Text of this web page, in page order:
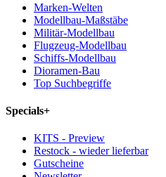
Marken-Welten
Modellbau-Maßstäbe
Militär-Modellbau
Flugzeug-Modellbau
Schiffs-Modellbau
Dioramen-Bau
Top Suchbegriffe
Specials+
KITS - Preview
Restock - wieder lieferbar
Gutscheine